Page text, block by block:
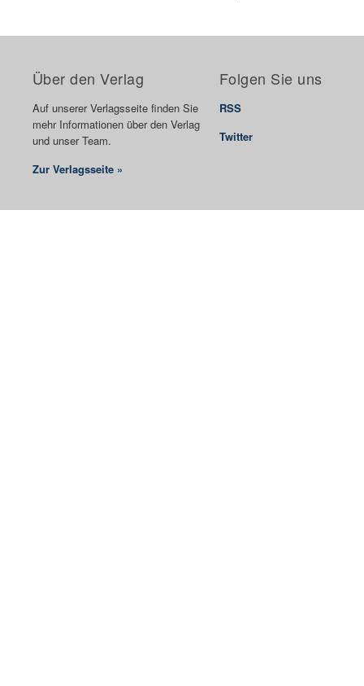
Über den Verlag
Auf unserer Verlagsseite finden Sie
mehr Informationen über den Verlag
und unser Team.
Zur Verlagsseite »
Folgen Sie uns
RSS
Twitter